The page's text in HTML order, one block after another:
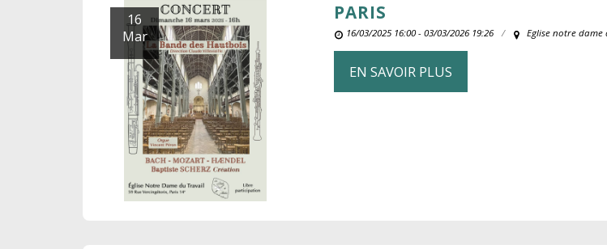
16
Mar
PARIS
16/03/2025 16:00 - 03/03/2026 19:26 Eglise notre
EN SAVOIR PLUS